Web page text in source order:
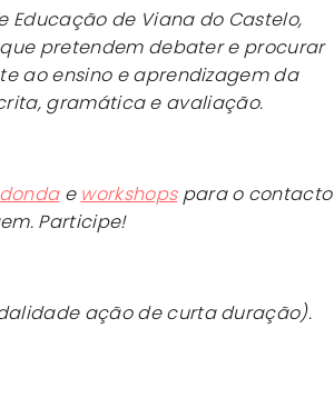
Educação de Viana do Castelo,
pretendem debater e procurar
ao ensino e aprendizagem da
gramática e avaliação.
e workshopspara o contacto
Participe!
ação de curta duração).